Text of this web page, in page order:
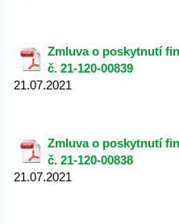
Zmluva o poskytnutí
č. 21-120-00839
21.07.2021
Zmluva o poskytnutí
č. 21-120-00838
21.07.2021